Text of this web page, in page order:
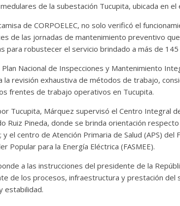
de la subestación Tucupita, ubicada en el
de CORPOELEC, no solo verificó el
de las jornadas de mantenimiento preventivo
para robustecer el servicio brindado a más de 145
Nacional de Inspecciones y Mantenimiento
la revisión exhaustiva de métodos de trabajo,
frentes de trabajo operativos en Tucupita.
Tucupita, Márquez supervisó el Centro Integral
Ruiz Pineda, donde se brinda orientación
el centro de Atención Primaria de Salud (APS) del
Popular para la Energía Eléctrica (FASMEE).
a las instrucciones del presidente de la
de los procesos, infraestructura y prestación del
estabilidad.